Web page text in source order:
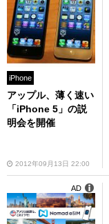
iPhone
アップル、薄く速い
「iPhone 5」の説
明会を開催
2012年09月13日 22:00
AD